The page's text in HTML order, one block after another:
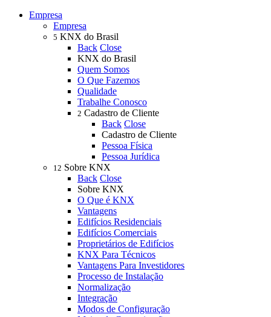
Empresa
Empresa
5 KNX do Brasil
Back Close
KNX do Brasil
Quem Somos
O Que Fazemos
Qualidade
Trabalhe Conosco
2 Cadastro de Cliente
Back Close
Cadastro de Cliente
Pessoa Física
Pessoa Jurídica
12 Sobre KNX
Back Close
Sobre KNX
O Que é KNX
Vantagens
Edifícios Residenciais
Edifícios Comerciais
Proprietários de Edifícios
KNX Para Técnicos
Vantagens Para Investidores
Processo de Instalação
Normalização
Integração
Modos de Configuração